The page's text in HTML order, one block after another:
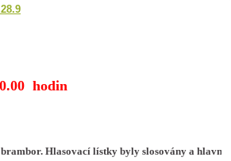
hodin
Hlasovací lístky byly slosovány a hlavní